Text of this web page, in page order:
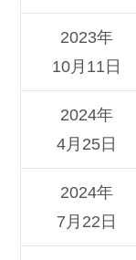
2023年
10月11日
2024年
4月25日
2024年
7月22日